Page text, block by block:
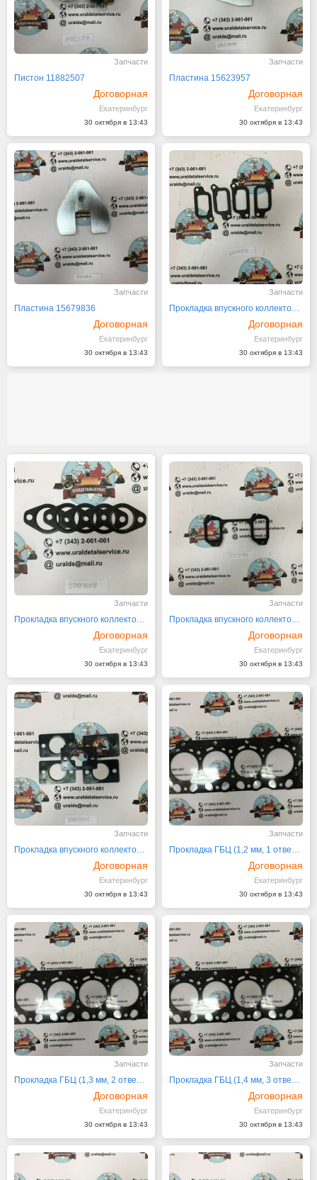
Запчасти
Пистон 11882507
Договорная
Екатеринбург
30 октября в 13:43
Запчасти
Пластина 15623957
Договорная
Екатеринбург
30 октября в 13:43
Запчасти
Пластина 15679836
Договорная
Екатеринбург
30 октября в 13:43
Запчасти
Прокладка впускного коллектора 20555515
Договорная
Екатеринбург
30 октября в 13:43
Запчасти
Прокладка впускного коллектора 20557208
Договорная
Екатеринбург
30 октября в 13:43
Запчасти
Прокладка впускного коллектора 20591706
Договорная
Екатеринбург
30 октября в 13:43
Запчасти
Прокладка впускного коллектора 20933261
Договорная
Екатеринбург
30 октября в 13:43
Запчасти
Прокладка ГБЦ (1,2 мм, 1 отвертие) 20882841
Договорная
Екатеринбург
30 октября в 13:43
Запчасти
Прокладка ГБЦ (1,3 мм, 2 отвертия) 20882839
Договорная
Екатеринбург
30 октября в 13:43
Запчасти
Прокладка ГБЦ (1,4 мм, 3 отвертия) 20882838
Договорная
Екатеринбург
30 октября в 13:43